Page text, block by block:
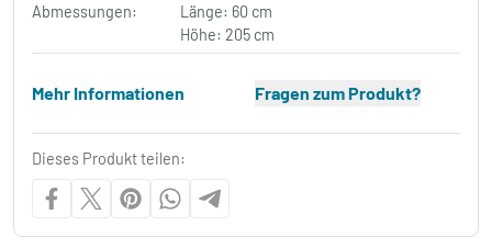
Abmessungen:
Länge: 60 cm
Höhe: 205 cm
Mehr Informationen Fragen zum Produkt?
Dieses Produkt teilen: